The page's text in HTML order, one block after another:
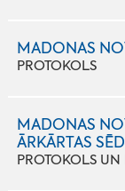
MADONAS
PROTOKOLS
MADONAS
ĀRKĀRTAS
PROTOKOLS